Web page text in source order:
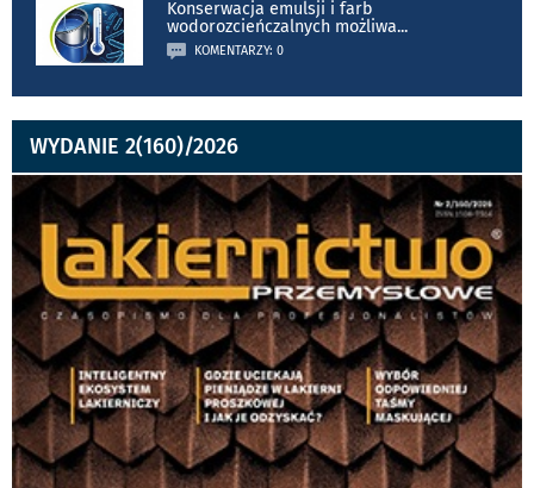
Konserwacja emulsji i farb
wodorozcieńczalnych możliwa...
KOMENTARZY: 0
WYDANIE 2(160)/2026